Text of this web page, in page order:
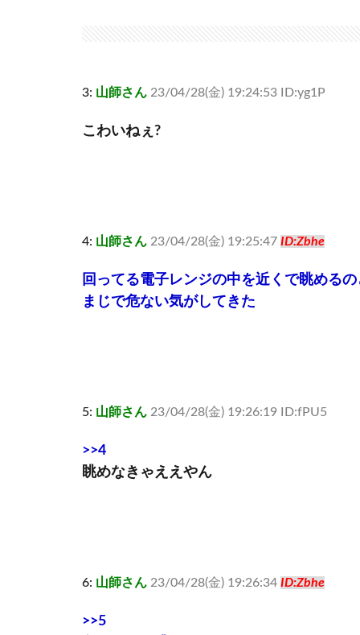
3: 山師さん 23/04/28(金) 19:24:53 ID:yg1P
こわいねぇ?
4: 山師さん 23/04/28(金) 19:25:47 ID:Zbhe
回ってる電子レンジの中を近くで眺めるの
まじで危ない気がしてきた
5: 山師さん 23/04/28(金) 19:26:19 ID:fPU5
>>4
眺めなきゃええやん
6: 山師さん 23/04/28(金) 19:26:34 ID:Zbhe
>>5